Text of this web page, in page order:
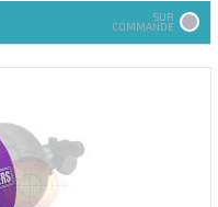
SUR
COMMANDE